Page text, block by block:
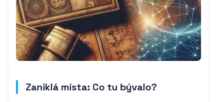
Zaniklá místa: Co tu bývalo?